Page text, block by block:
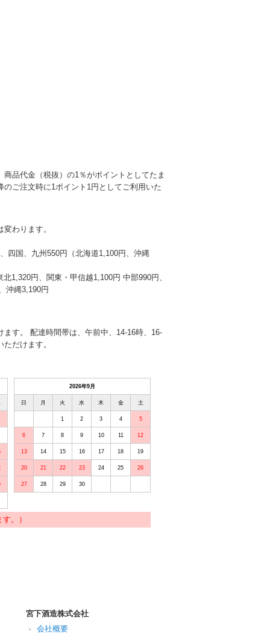
品代金（税抜）の1％がポイントとしてたま
ご注文時に1ポイント1円としてご利用いた
わります。
四国、九州550円（北海道1,100円、沖縄
1,320円、関東・甲信越1,100円 中部990円、
沖縄3,190円
す。 配達時間帯は、午前中、14-16時、16-
だけます。
2026年9月
日 月 火 水 木 金 土
1 2 3 4 5
6 7 8 9 10 11 12
13 14 15 16 17 18 19
20 21 22 23 24 25 26
27 28 29 30
。）
宮下酒造株式会社
会社概要